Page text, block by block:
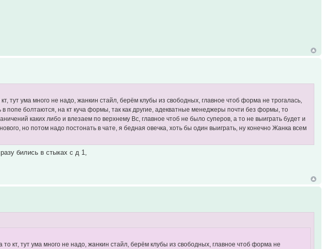
тут ума много не надо, жанкин стайл, берём клубы из свободных, главное чтоб форма не трогалась,
попе болтаются, на кт куча формы, так как другие, адекватные менеджеры почти без формы, то
каких либо и влезаем по верхнему Вс, главное чтоб не было суперов, а то не выиграть будет и
но потом надо постонать в чате, я бедная овечка, хоть бы один выиграть, ну конечно Жанка всем
бились в стыках с д 1,
кт, тут ума много не надо, жанкин стайл, берём клубы из свободных, главное чтоб форма не